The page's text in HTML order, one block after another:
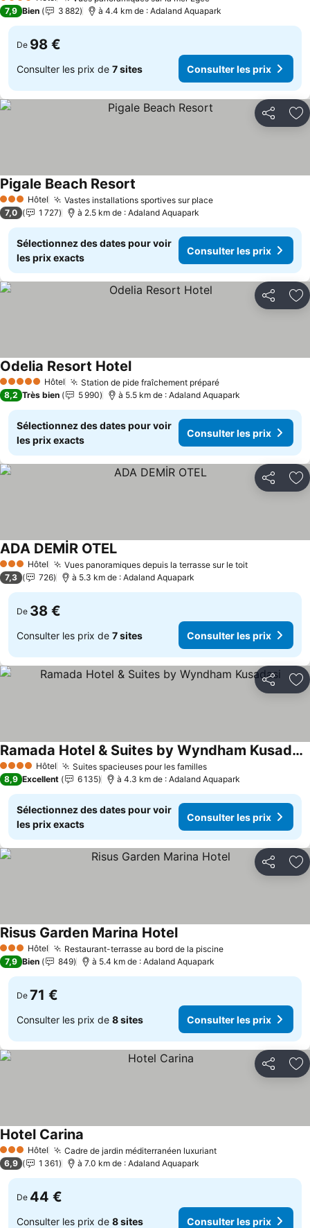
4 Étoiles
7,9 Bien 3 882 à 4.4 km de : Adaland Aquapark
De 98 €
Consulter les prix de 7 sites Consulter les prix
Partager
3 ÉtoilesHôtel Vastes installations sportives sur place
Pigale Beach Resort
7,0 1 727 à 2.5 km de : Adaland Aquapark
Sélectionnez des dates pour voir
les prix exacts
Consulter les prix
Partager
5 Étoiles Hôtel Station de pide fraîchement préparé
Odelia Resort Hotel
8,2 Très bien 5 990 à 5.5 km de : Adaland Aquapark
Sélectionnez des dates pour voir
les prix exacts
Consulter les prix
Partager
3 ÉtoilesHôtel Vues panoramiques depuis la terrasse sur le toit
ADA DEMİR OTEL
7,3 726 à 5.3 km de : Adaland Aquapark
De 38 €
Consulter les prix de 7 sites Consulter les prix
Partager
4 Étoiles Hôtel Suites spacieuses pour les familles
Ramada Hotel & Suites by Wyndham Kusadasi
8,9 Excellent 6 135 à 4.3 km de : Adaland Aquapark
Sélectionnez des dates pour voir
les prix exacts
Consulter les prix
Partager
3 ÉtoilesHôtel Restaurant-terrasse au bord de la piscine
Risus Garden Marina Hotel
7,9 Bien 849 à 5.4 km de : Adaland Aquapark
De 71 €
Consulter les prix de 8 sites Consulter les prix
Partager
3 ÉtoilesHôtel Cadre de jardin méditerranéen luxuriant
Hotel Carina
6,9 1 361 à 7.0 km de : Adaland Aquapark
De 44 €
Consulter les prix de 8 sites Consulter les prix